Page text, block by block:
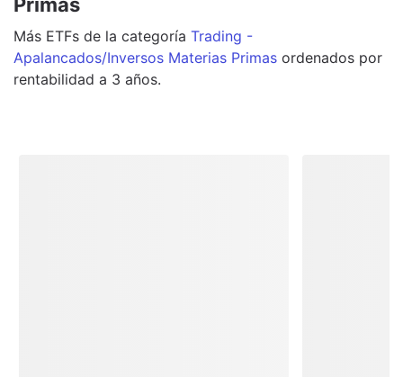
Más ETFs de la categoría Trading -
Apalancados/Inversos Materias Primas ordenados por
rentabilidad a 3 años.